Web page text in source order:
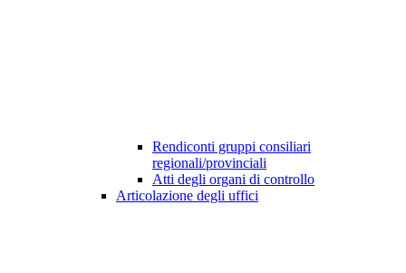
Rendiconti gruppi consiliari
regionali/provinciali
Atti degli organi di controllo
Articolazione degli uffici